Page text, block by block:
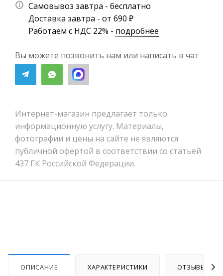
Самовывоз завтра - бесплатно
Доставка завтра - от 690 ₽
Работаем с НДС 22% - подробнее
Вы можете позвонить нам или написать в чат
Интернет-магазин предлагает только
информационную услугу. Материалы,
фотографии и цены на сайте не являются
публичной офертой в соответствии со статьей
437 ГК Российской Федерации.
ОПИСАНИЕ ХАРАКТЕРИСТИКИ ОТЗЫВЫ